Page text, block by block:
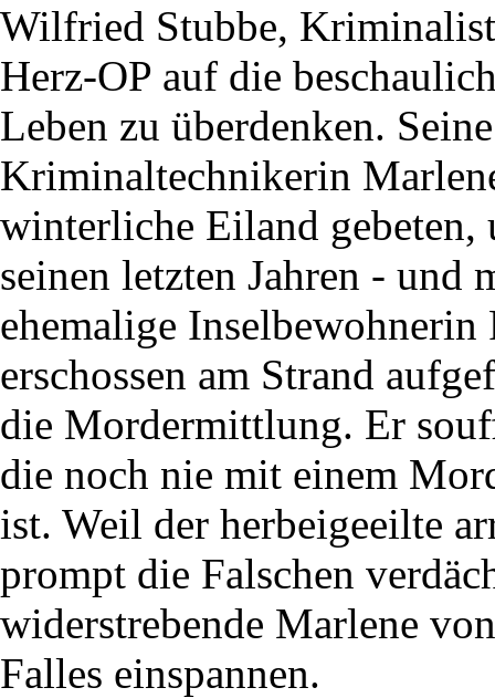
Wilfried Stubbe,
Herz-OP auf die
Leben zu überdenken.
Kriminaltechnikerin
winterliche Eiland gebeten,
seinen letzten Jahren -
ehemalige
erschossen am Strand
die Mordermittlung. Er
die noch nie mit einem
ist. Weil der herbeigeeilte
prompt die Falschen
widerstrebende Marlene
Falles einspannen.